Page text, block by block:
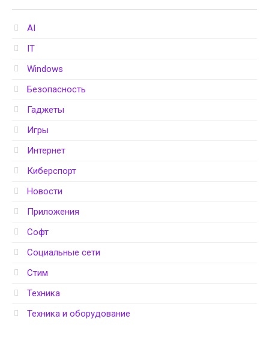
AI
IT
Windows
Безопасность
Гаджеты
Игры
Интернет
Киберспорт
Новости
Приложения
Софт
Социальные сети
Стим
Техника
Техника и оборудование